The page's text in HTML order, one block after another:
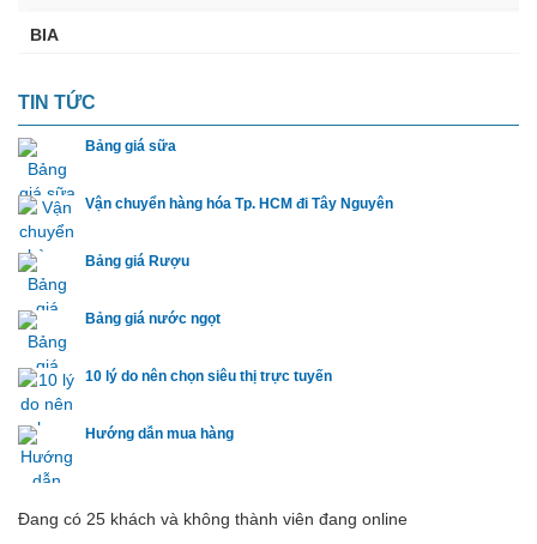
BIA
TIN TỨC
Bảng giá sữa
Vận chuyển hàng hóa Tp. HCM đi Tây Nguyên
Bảng giá Rượu
Bảng giá nước ngọt
10 lý do nên chọn siêu thị trực tuyến
Hướng dẫn mua hàng
Đang có 25 khách và không thành viên đang online